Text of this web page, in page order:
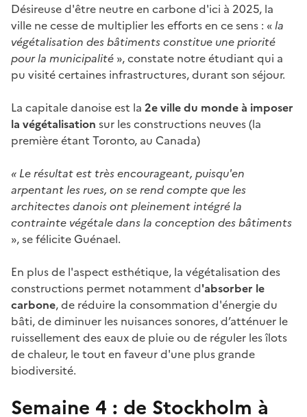
Désireuse d'être neutre en carbone d'ici à 2025, la
ville ne cesse de multiplier les efforts en ce sens : «la
végétalisation des bâtiments constitue une priorité
pour la municipalité », constate notre étudiant qui a
pu visité certaines infrastructures, durant son séjour.
La capitale danoise est la 2e ville du monde à imposer
la végétalisation sur les constructions neuves (la
première étant Toronto, au Canada)
« Le résultat est très encourageant, puisqu'en
arpentant les rues, on se rend compte que les
architectes danois ont pleinement intégré la
contrainte végétale dans la conception des bâtiments
», se félicite Guénael.
En plus de l'aspect esthétique, la végétalisation des
constructions permet notamment d'absorber le
carbone, de réduire la consommation d'énergie du
bâti, de diminuer les nuisances sonores, d’atténuer le
ruissellement des eaux de pluie ou de réguler les îlots
de chaleur, le tout en faveur d'une plus grande
biodiversité.
Semaine 4 : de Stockholm à